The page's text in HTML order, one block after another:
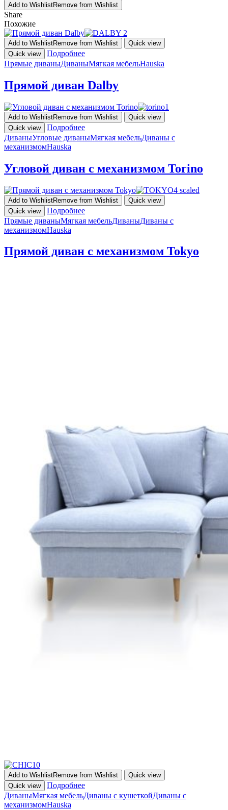
Add to WishlistRemove from Wishlist
Share
Похожие
Add to WishlistRemove from Wishlist
Quick view
Quick view
Подробнее
Прямые диваныДиваныМягкая мебельHauska
Прямой диван Dalby
Add to WishlistRemove from Wishlist
Quick view
Quick view
Подробнее
ДиваныУгловые диваныМягкая мебельДиваны с
механизмомHauska
Угловой диван с механизмом Torino
Add to WishlistRemove from Wishlist
Quick view
Quick view
Подробнее
Прямые диваныМягкая мебельДиваныДиваны с
механизмомHauska
Прямой диван с механизмом Tokyo
Add to WishlistRemove from Wishlist
Quick view
Quick view
Подробнее
ДиваныМягкая мебельДиваны с кушеткойДиваны с
механизмомHauska